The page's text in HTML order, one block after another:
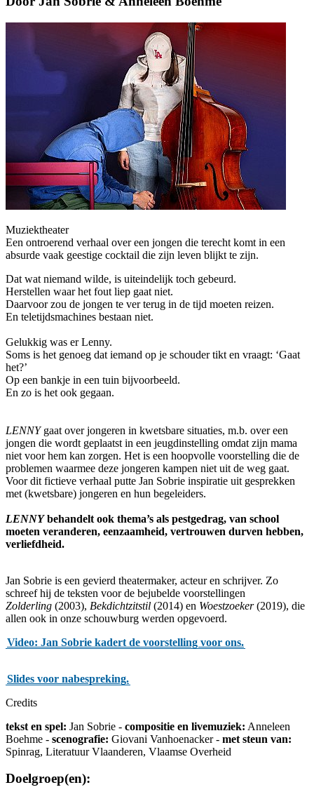
Muziektheater
Een ontroerend verhaal over een jongen die terecht komt in een
absurde vaak geestige cocktail die zijn leven blijkt te zijn.
Dat wat niemand wilde, is uiteindelijk toch gebeurd.
Herstellen waar het fout liep gaat niet.
Daarvoor zou de jongen te ver terug in de tijd moeten reizen.
En teletijdsmachines bestaan niet.
Gelukkig was er Lenny.
Soms is het genoeg dat iemand op je schouder tikt en vraagt: ‘Gaat
het?’
Op een bankje in een tuin bijvoorbeeld.
En zo is het ook gegaan.
LENNYgaat over jongeren in kwetsbare situaties, m.b. over een
jongen die wordt geplaatst in een jeugdinstelling omdat zijn mama
niet voor hem kan zorgen. Het is een hoopvolle voorstelling die de
problemen waarmee deze jongeren kampen niet uit de weg gaat.
Voor dit fictieve verhaal putte Jan Sobrie inspiratie uit gesprekken
met (kwetsbare) jongeren en hun begeleiders.
LENNYbehandelt ook thema’s als pestgedrag, van school
moeten veranderen, eenzaamheid, vertrouwen durven hebben,
verliefdheid.
Jan Sobrie is een gevierd theatermaker, acteur en schrijver. Zo
schreef hij de teksten voor de bejubelde voorstellingen
Zolderling (2003), Bekdichtzitstil (2014) en Woestzoeker(2019), die
allen ook in onze schouwburg werden opgevoerd.
Video: Jan Sobrie kadert de voorstelling voor ons.
Slides voor nabespreking.
Credits
tekst en spel: Jan Sobrie - compositie en livemuziek: Anneleen
Boehme - scenografie: Giovani Vanhoenacker - met steun van:
Spinrag, Literatuur Vlaanderen, Vlaamse Overheid
Doelgroep(en):